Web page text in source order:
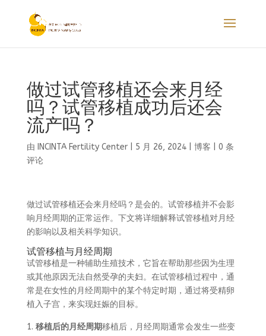
做过试管移植还会来月经
吗？试管移植成功后还会
流产吗？
由 INCINTA Fertility Center| 5 月 26, 2024| 博客
0 条
评论
做过试管移植还会来月经吗？是会的。试管移植并不会影
响月经周期的正常运作。下文将详细解释试管移植对月经
的影响以及相关科学知识。
试管移植与月经周期
试管移植是一种辅助生殖技术，它旨在帮助那些因为生理
或其他原因无法自然受孕的夫妇。在试管移植过程中，通
常是在女性的月经周期中的某个特定时期，通过将受精卵
植入子宫，来实现妊娠的目标。
移植后的月经周期移植后，月经周期通常会发生一些变